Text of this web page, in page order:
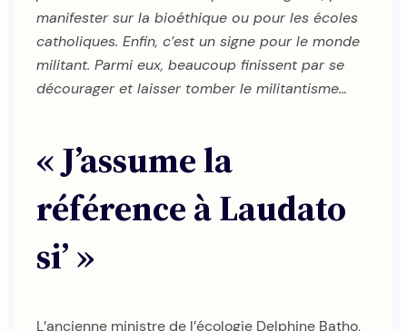
manifester sur la bioéthique ou pour les écoles
catholiques. Enfin, c’est un signe pour le monde
militant. Parmi eux, beaucoup finissent par se
décourager et laisser tomber le militantisme…
« J’assume la
référence à Laudato
si’ »
L’ancienne ministre de l’écologie Delphine Batho,